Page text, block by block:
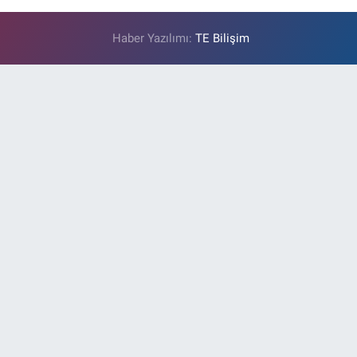
Haber Yazılımı:TE Bilişim